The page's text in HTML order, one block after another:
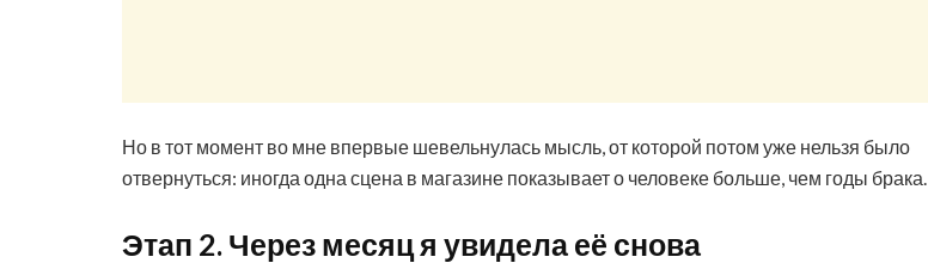
Но в тот момент во мне впервые шевельнулась мысль, от которой потом уже нельзя было
отвернуться: иногда одна сцена в магазине показывает о человеке больше, чем годы брака.
Этап 2. Через месяц я увидела её снова